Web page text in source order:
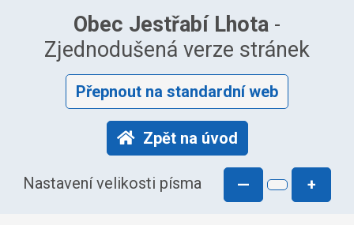
Obec Jestřabí Lhota -
Zjednodušená verze stránek
Přepnout na standardní web
Zpět na úvod
Nastavení velikosti písma — +